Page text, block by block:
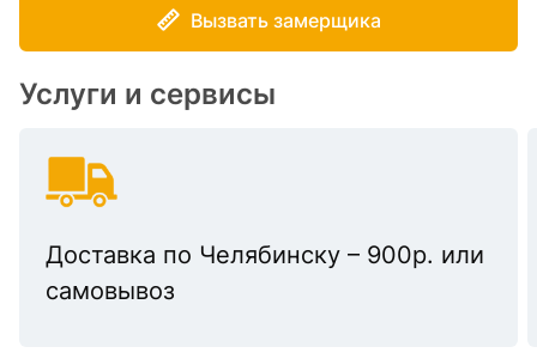
Вызвать замерщика
Услуги и сервисы
Доставка по Челябинску – 900р. или
самовывоз